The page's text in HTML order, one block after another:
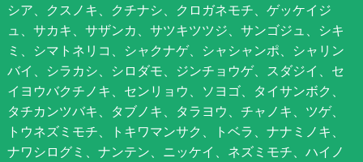
シア、クスノキ、クチナシ、クロガネモチ、ゲッケイジ
ュ、サカキ、サザンカ、サツキツツジ、サンゴジュ、シキ
ミ、シマトネリコ、シャクナゲ、シャシャンポ、シャリン
バイ、シラカシ、シロダモ、ジンチョウゲ、スダジイ、セ
イヨウバクチノキ、センリョウ、ソヨゴ、タイサンボク、
タチカンツバキ、タブノキ、タラヨウ、チャノキ、ツゲ、
トウネズミモチ、トキワマンサク、トベラ、ナナミノキ、
ナワシログミ、ナンテン、ニッケイ、ネズミモチ、ハイノ